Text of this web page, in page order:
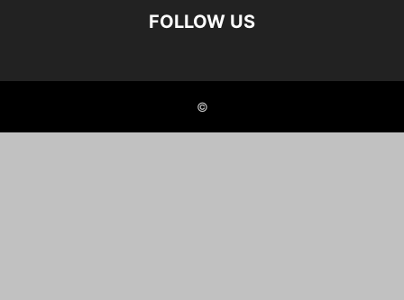
FOLLOW US
©